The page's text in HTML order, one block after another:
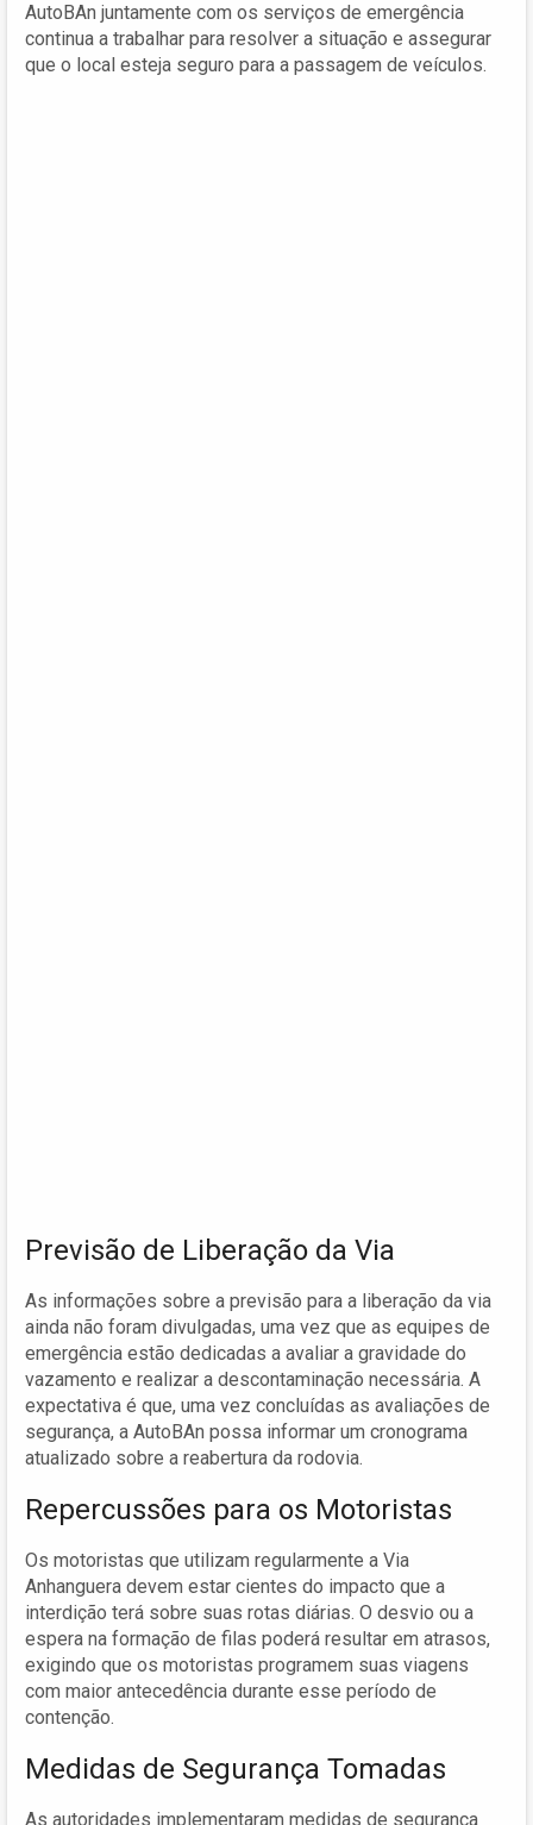
AutoBAn juntamente com os serviços de emergência
continua a trabalhar para resolver a situação e assegurar
que o local esteja seguro para a passagem de veículos.
Previsão de Liberação da Via
As informações sobre a previsão para a liberação da via
ainda não foram divulgadas, uma vez que as equipes de
emergência estão dedicadas a avaliar a gravidade do
vazamento e realizar a descontaminação necessária. A
expectativa é que, uma vez concluídas as avaliações de
segurança, a AutoBAn possa informar um cronograma
atualizado sobre a reabertura da rodovia.
Repercussões para os Motoristas
Os motoristas que utilizam regularmente a Via
Anhanguera devem estar cientes do impacto que a
interdição terá sobre suas rotas diárias. O desvio ou a
espera na formação de filas poderá resultar em atrasos,
exigindo que os motoristas programem suas viagens
com maior antecedência durante esse período de
contenção.
Medidas de Segurança Tomadas
As autoridades implementaram medidas de segurança